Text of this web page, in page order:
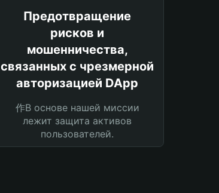
Предотвращение
рисков и
мошенничества,
связанных с чрезмерной
авторизацией DApp
作В основе нашей миссии
лежит защита активов
пользователей.